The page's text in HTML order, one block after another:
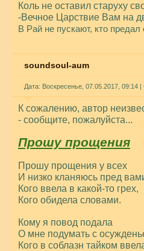
Коль не оставил старуху
-Вечное Царствие Вам на
В Рай не пускают, кто предал
soundsoul-aum
Дата: Воскресенье, 07.05.2017, 09:14
К сожалению, автор
- сообщите, пожалуйста...
Прошу прощения
Прошу прощения у всех
И низко кланяюсь пред
Кого ввела в какой-то грех,
Кого обидела словами.
Кому я повод подала
О мне подумать с
Кого в соблазн тайком